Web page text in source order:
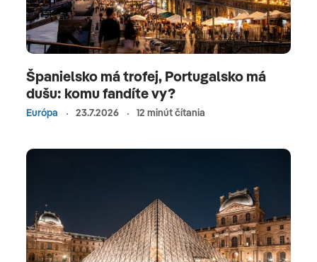
Španielsko má trofej, Portugalsko má
dušu: komu fandíte vy?
Európa 23.7.2026 12 minút čítania